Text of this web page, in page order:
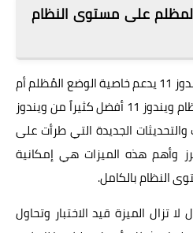
على مستوى النظام
إذا كنت تتساءل عما إذا كان ويندوز 11 يدعم خاصية الوضع المُظلم أم
لا فقد تُفاجئ من الإجابة لأن نظام ويندوز 11 أفضل كثيراً من ويندوز
والتحديثات الجديدة التي طرأت على
وأهم هذه الميزات هي إمكانية
النظام بالكامل.
تزال الميزة قيد الاختبار وتحاول